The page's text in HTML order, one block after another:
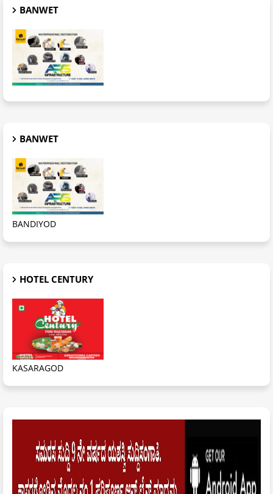
BANWET
BANWET
BANDIYOD
HOTEL CENTURY
KASARAGOD